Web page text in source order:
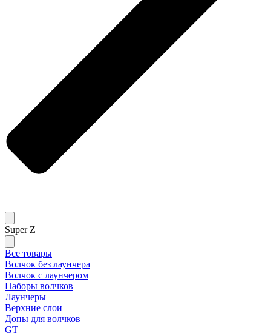
Super Z
Все товары
Волчок без лаунчера
Волчок с лаунчером
Наборы волчков
Лаунчеры
Верхние слои
Допы для волчков
GT